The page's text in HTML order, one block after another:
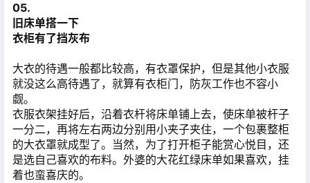
05.
旧床单搭一下
衣柜有了挡灰布
大衣的待遇一般都比较高，有衣罩保护，但是其他小衣服
就没这么高待遇了，就算有衣柜门，防灰工作也不容小
觑。
衣服衣架挂好后，沿着衣杆将床单铺上去，使床单被杆子
一分二，再将左右两边分别用小夹子夹住，一个包裹整柜
的大衣罩就成型了。当然，为了打开柜子能赏心悦目，还
是选自己喜欢的布料。外婆的大花红绿床单如果喜欢，挂
着也蛮喜庆的。